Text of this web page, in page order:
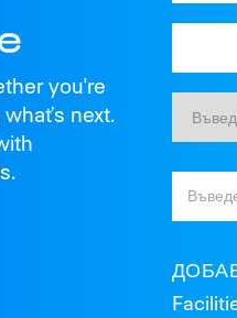
you're
next.